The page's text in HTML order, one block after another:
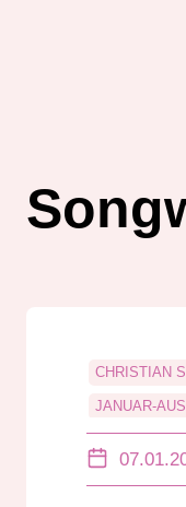
CHRISTIAN
JANUAR-